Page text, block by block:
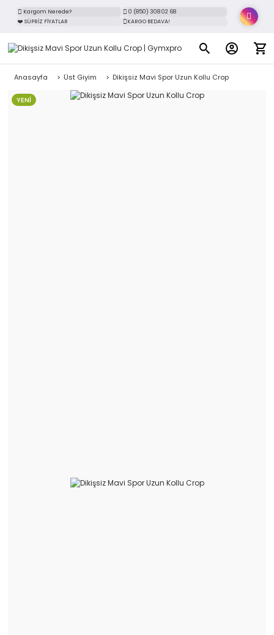
Kargom Nerede?
0 (850) 308 02 68
❤️ SÜPRİZ FİYATLAR
KARGO BEDAVA!
Anasayfa Üst Giyim Dikişsiz Mavi Spor Uzun Kollu Crop
YENİ